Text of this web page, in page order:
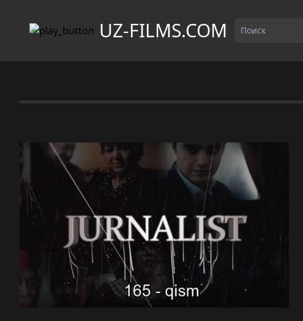
UZ-FILMS.COM